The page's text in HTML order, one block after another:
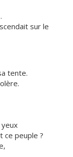
sur le
tente.
ce peuple ?